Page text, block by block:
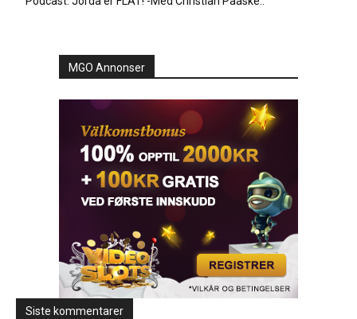
MGO Annonser
Siste kommentarer